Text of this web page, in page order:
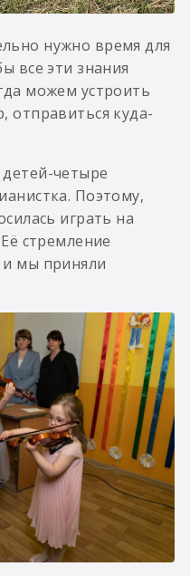
нужно время для
все эти знания
можем устроить
отправиться куда-
четыре
Поэтому,
играть на
стремление
и мы приняли